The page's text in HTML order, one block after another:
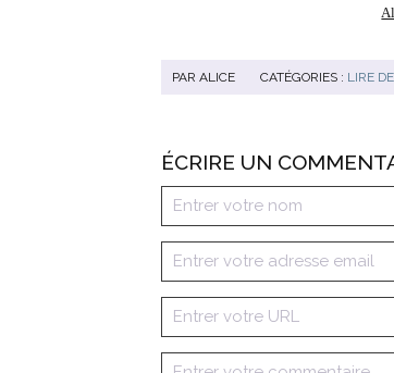
PAR ALICE CATÉGORIES : LIRE
ÉCRIRE UN